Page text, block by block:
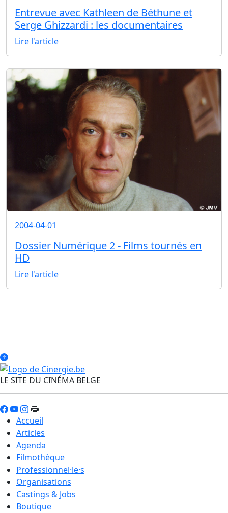
Entrevue avec Kathleen de Béthune et
Serge Ghizzardi : les documentaires
Lire l'article
2004-04-01
Dossier Numérique 2 - Films tournés en
HD
Lire l'article
LE SITE DU CINÉMA BELGE
Accueil
Articles
Agenda
Filmothèque
Professionnel·le·s
Organisations
Castings & Jobs
Boutique